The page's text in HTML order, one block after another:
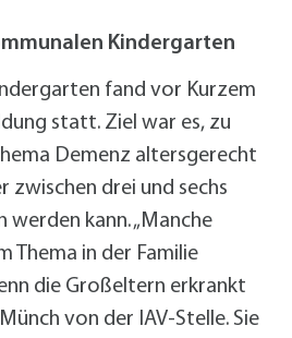
Kindergarten
fand vor Kurzem
statt. Ziel war es, zu
Demenz altersgerecht
zwischen drei und sechs
kann. „Manche
Thema in der Familie
die Großeltern erkrankt
von der IAV-Stelle. Sie